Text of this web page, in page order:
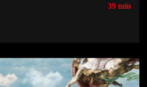
39 min